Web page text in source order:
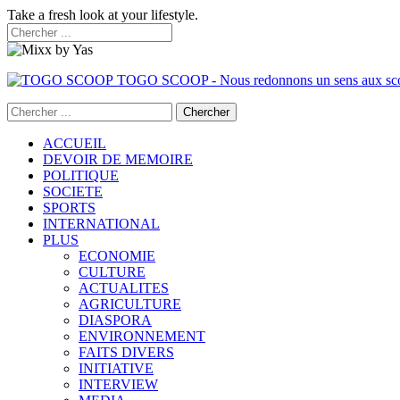
Take a fresh look at your lifestyle.
TOGO SCOOP - Nous redonnons un sens aux
ACCUEIL
DEVOIR DE MEMOIRE
POLITIQUE
SOCIETE
SPORTS
INTERNATIONAL
PLUS
ECONOMIE
CULTURE
ACTUALITES
AGRICULTURE
DIASPORA
ENVIRONNEMENT
FAITS DIVERS
INITIATIVE
INTERVIEW